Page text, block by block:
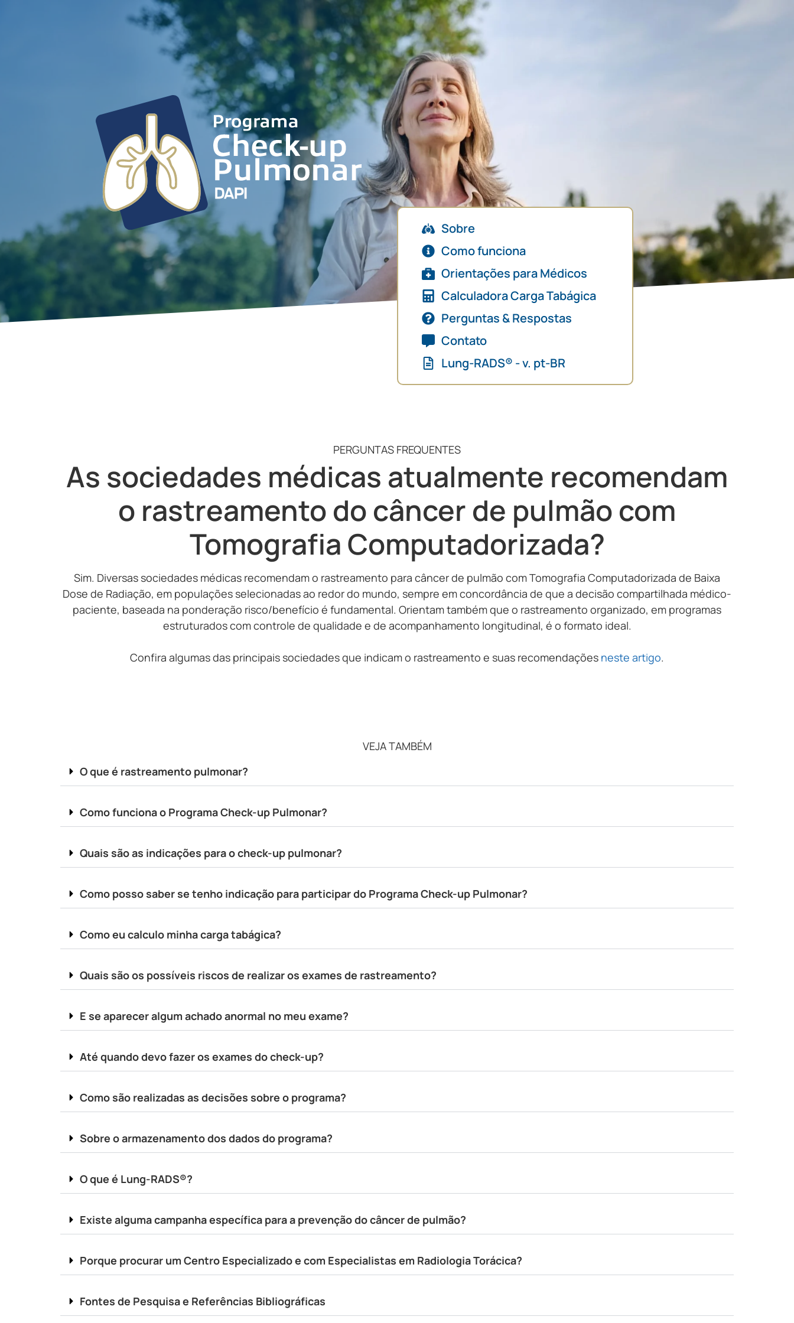
Sobre
Como funciona
Orientações para Médicos
Calculadora Carga Tabágica
Perguntas & Respostas
Contato
Lung-RADS® - v. pt-BR
PERGUNTAS FREQUENTES
As sociedades médicas atualmente recomendam
o rastreamento do câncer de pulmão com
Tomografia Computadorizada?
Sim. Diversas sociedades médicas recomendam o rastreamento para câncer de pulmão com Tomografia Computadorizada de Baixa
Dose de Radiação, em populações selecionadas ao redor do mundo, sempre em concordância de que a decisão compartilhada médico-
paciente, baseada na ponderação risco/benefício é fundamental. Orientam também que o rastreamento organizado, em programas
estruturados com controle de qualidade e de acompanhamento longitudinal, é o formato ideal.
Confira algumas das principais sociedades que indicam o rastreamento e suas recomendações neste artigo.
VEJA TAMBÉM
O que é rastreamento pulmonar?
Como funciona o Programa Check-up Pulmonar?
Quais são as indicações para o check-up pulmonar?
Como posso saber se tenho indicação para participar do Programa Check-up Pulmonar?
Como eu calculo minha carga tabágica?
Quais são os possíveis riscos de realizar os exames de rastreamento?
E se aparecer algum achado anormal no meu exame?
Até quando devo fazer os exames do check-up?
Como são realizadas as decisões sobre o programa?
Sobre o armazenamento dos dados do programa?
O que é Lung-RADS®?
Existe alguma campanha específica para a prevenção do câncer de pulmão?
Porque procurar um Centro Especializado e com Especialistas em Radiologia Torácica?
Fontes de Pesquisa e Referências Bibliográficas